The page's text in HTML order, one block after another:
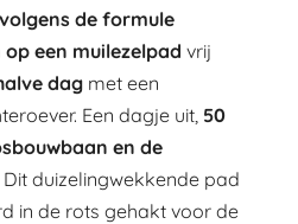
de formule
een muilezelpad vrij
dag met een
Een dagje uit, 50
en de
Dit duizelingwekkende pad
in de rots gehakt voor de